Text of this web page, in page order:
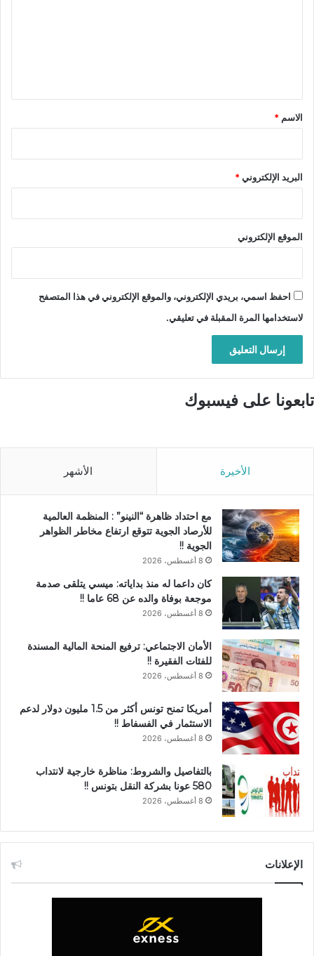
*
الاسم *
البريد الإلكتروني*
الموقع الإلكتروني
احفظ اسمي، بريدي الإلكتروني، والموقع الإلكتروني في هذا المتصفح
لاستخدامها المرة المقبلة في تعليقي.
تابعونا على فيسبوك
الأخيرة الأشهر
مع احتداد ظاهرة “النينو” : المنظمة العالمية
للأرصاد الجوية تتوقع ارتفاع مخاطر الظواهر
الجوية !!
8 أغسطس، 2026
كان داعما له منذ بداياته: ميسي يتلقى صدمة
موجعة بوفاة والده عن 68 عاما !!
8 أغسطس، 2026
الأمان الاجتماعي: ترفيع المنحة المالية المسندة
للفئات الفقيرة !!
8 أغسطس، 2026
أمريكا تمنح تونس أكثر من 1.5 مليون دولار لدعم
الاستثمار في الفسفاط !!
8 أغسطس، 2026
بالتفاصيل والشروط: مناظرة خارجية لانتداب
580 عونا بشركة النقل بتونس !!
8 أغسطس، 2026
الإعلانات